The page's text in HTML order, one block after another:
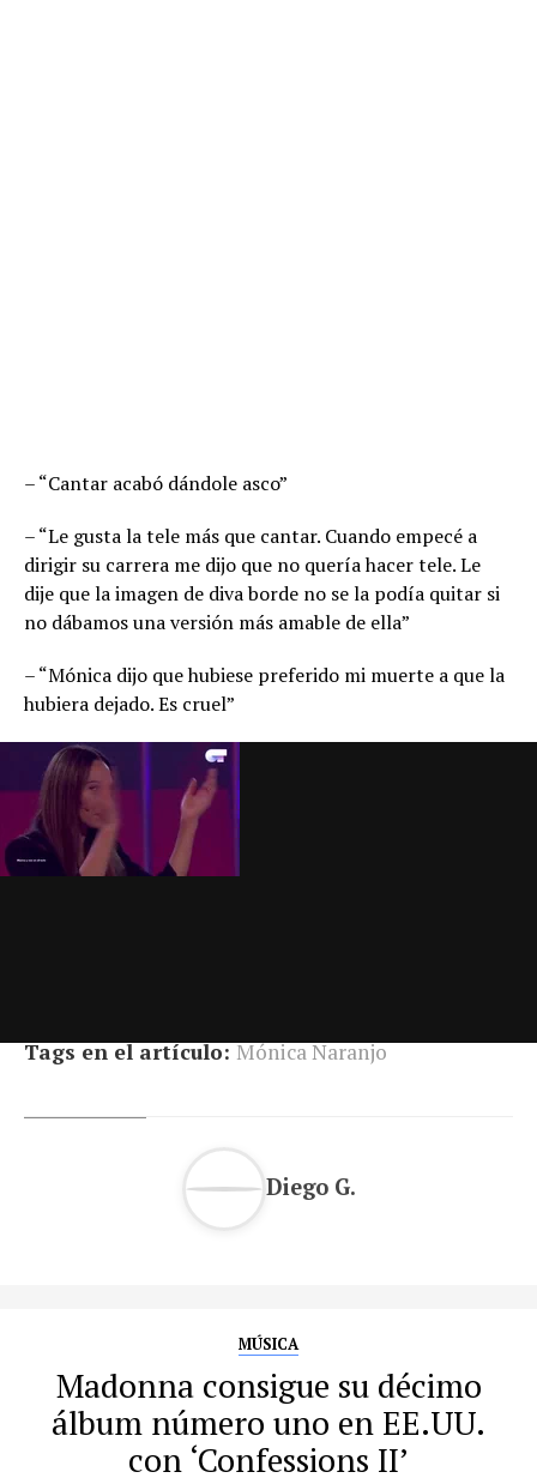
– “Cantar acabó dándole asco”
– “Le gusta la tele más que cantar. Cuando empecé a
dirigir su carrera me dijo que no quería hacer tele. Le
dije que la imagen de diva borde no se la podía quitar si
no dábamos una versión más amable de ella”
– “Mónica dijo que hubiese preferido mi muerte a que la
hubiera dejado. Es cruel”
Tags en el artículo: Mónica Naranjo
Diego G.
MÚSICA
Madonna consigue su décimo
álbum número uno en EE.UU.
con ‘Confessions II’